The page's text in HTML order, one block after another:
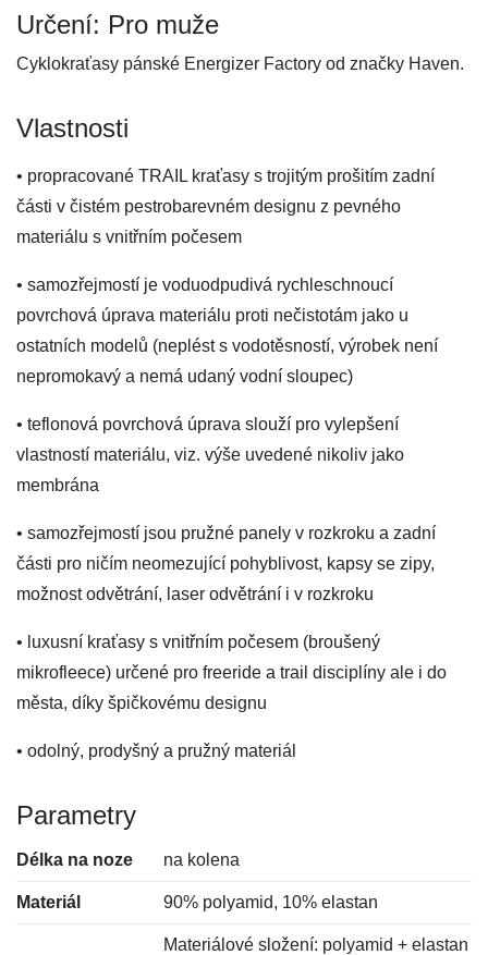
Určení: Pro muže
Cyklokraťasy pánské Energizer Factory od značky Haven.
Vlastnosti
• propracované TRAIL kraťasy s trojitým prošitím zadní
části v čistém pestrobarevném designu z pevného
materiálu s vnitřním počesem
• samozřejmostí je voduodpudivá rychleschnoucí
povrchová úprava materiálu proti nečistotám jako u
ostatních modelů (neplést s vodotěsností, výrobek není
nepromokavý a nemá udaný vodní sloupec)
• teflonová povrchová úprava slouží pro vylepšení
vlastností materiálu, viz. výše uvedené nikoliv jako
membrána
• samozřejmostí jsou pružné panely v rozkroku a zadní
části pro ničím neomezující pohyblivost, kapsy se zipy,
možnost odvětrání, laser odvětrání i v rozkroku
• luxusní kraťasy s vnitřním počesem (broušený
mikrofleece) určené pro freeride a trail disciplíny ale i do
města, díky špičkovému designu
• odolný, prodyšný a pružný materiál
Parametry
Délka na noze na kolena
Materiál 90% polyamid, 10% elastan
Materiálové složení: polyamid + elastan